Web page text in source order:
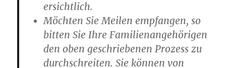
ersichtlich.
Möchten Sie Meilen empfangen, so
bitten Sie Ihre Familienangehörigen
den oben geschriebenen Prozess zu
durchschreiten. Sie können von